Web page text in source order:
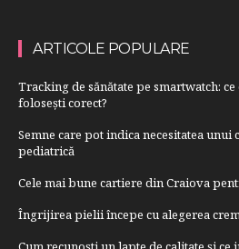
ARTICOLE POPULARE
Tracking de sănătate pe smartwatch:
folosești corect?
Semne care pot indica necesitatea unui
pediatrică
Cele mai bune cartiere din Craiova
Îngrijirea pielii începe cu alegerea